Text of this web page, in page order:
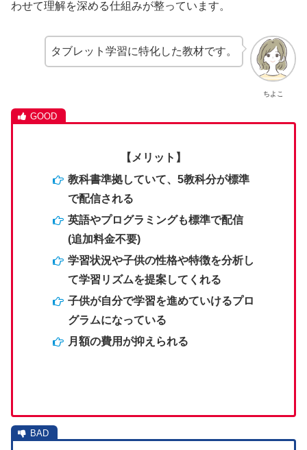
わせて理解を深める仕組みが整っています。
ちよこ
タブレット学習に特化した教材です。
【メリット】
教科書準拠していて、5教科分が標準
で配信される
英語やプログラミングも標準で配信
(追加料金不要)
学習状況や子供の性格や特徴を分析し
て学習リズムを提案してくれる
子供が自分で学習を進めていけるプロ
グラムになっている
月額の費用が抑えられる